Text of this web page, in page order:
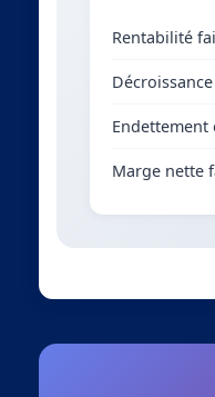
Rentabilité
Endettement
Marge nette